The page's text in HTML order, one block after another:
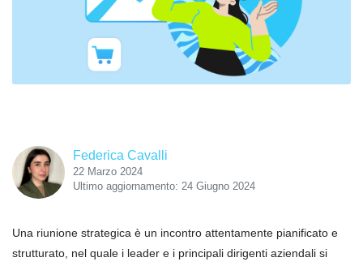
Federica Cavalli
22 Marzo 2024
Ultimo aggiornamento: 24 Giugno 2024
Una riunione strategica è un incontro attentamente pianificato e
strutturato, nel quale i leader e i principali dirigenti aziendali si